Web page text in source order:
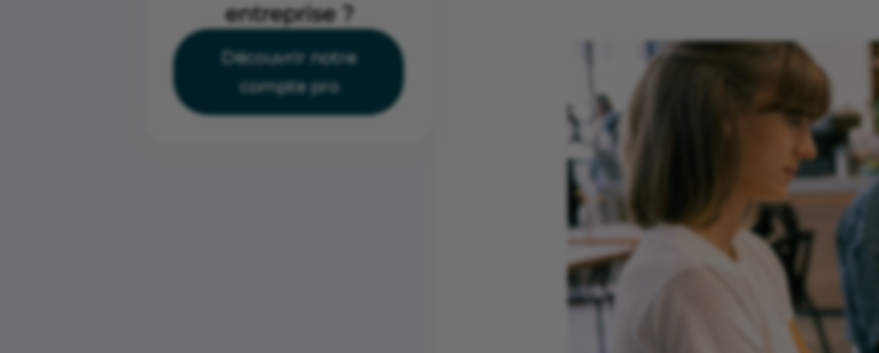
entreprise ?
Découvrir notre
compte pro